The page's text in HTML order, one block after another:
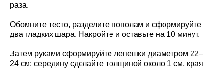
раза.
Обомните тесто, разделите пополам и сформируйте
два гладких шара. Накройте и оставьте на 10 минут.
Затем руками сформируйте лепёшки диаметром 22–
24 см: середину сделайте толщиной около 1 см, края